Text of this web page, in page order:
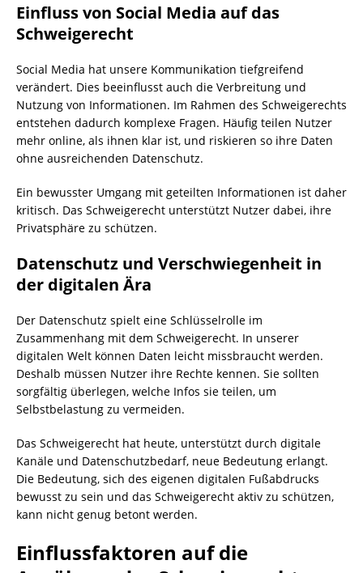
Einfluss von Social Media auf das
Schweigerecht
Social Media hat unsere Kommunikation tiefgreifend
verändert. Dies beeinflusst auch die Verbreitung und
Nutzung von Informationen. Im Rahmen des Schweigerechts
entstehen dadurch komplexe Fragen. Häufig teilen Nutzer
mehr online, als ihnen klar ist, und riskieren so ihre Daten
ohne ausreichenden Datenschutz.
Ein bewusster Umgang mit geteilten Informationen ist daher
kritisch. Das Schweigerecht unterstützt Nutzer dabei, ihre
Privatsphäre zu schützen.
Datenschutz und Verschwiegenheit in
der digitalen Ära
Der Datenschutz spielt eine Schlüsselrolle im
Zusammenhang mit dem Schweigerecht. In unserer
digitalen Welt können Daten leicht missbraucht werden.
Deshalb müssen Nutzer ihre Rechte kennen. Sie sollten
sorgfältig überlegen, welche Infos sie teilen, um
Selbstbelastung zu vermeiden.
Das Schweigerecht hat heute, unterstützt durch digitale
Kanäle und Datenschutzbedarf, neue Bedeutung erlangt.
Die Bedeutung, sich des eigenen digitalen Fußabdrucks
bewusst zu sein und das Schweigerecht aktiv zu schützen,
kann nicht genug betont werden.
Einflussfaktoren auf die